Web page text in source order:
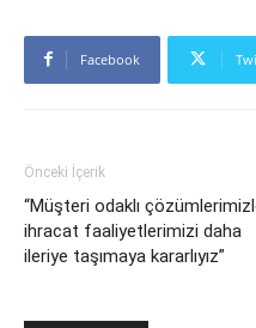
Facebook
Önceki İçerik
“Müşteri odaklı
ihracat faaliyetlerimizi daha
ileriye taşımaya kararlıyız”